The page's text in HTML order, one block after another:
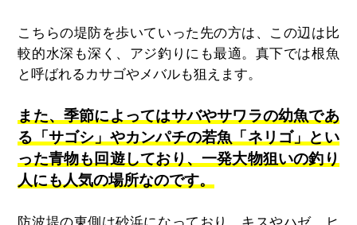
こちらの堤防を歩いていった先の方は、この辺は比
較的水深も深く、アジ釣りにも最適。真下では根魚
と呼ばれるカサゴやメバルも狙えます。
また、季節によってはサバやサワラの幼魚であ
る「サゴシ」やカンパチの若魚「ネリゴ」とい
った青物も回遊しており、一発大物狙いの釣り
人にも人気の場所なのです。